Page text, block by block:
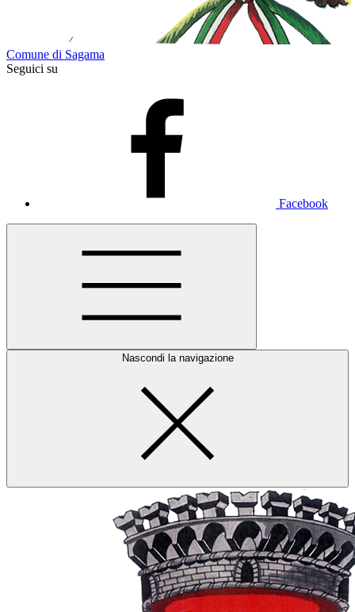
Comune di Sagama
Seguici su
Facebook
Nascondi la navigazione